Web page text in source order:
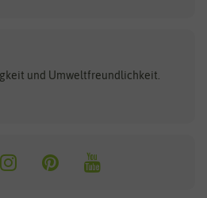
Hortitops
JUB Holland
und Umweltfreundlichkeit.